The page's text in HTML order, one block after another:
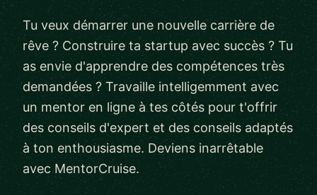
Tu veux démarrer une nouvelle carrière de
rêve ? Construire ta startup avec succès ? Tu
as envie d'apprendre des compétences très
demandées ? Travaille intelligemment avec
un mentor en ligne à tes côtés pour t'offrir
des conseils d'expert et des conseils adaptés
à ton enthousiasme. Deviens inarrêtable
avec MentorCruise.